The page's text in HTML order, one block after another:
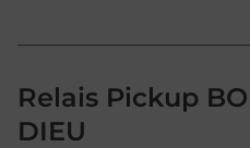
Relais Pickup
DIEU